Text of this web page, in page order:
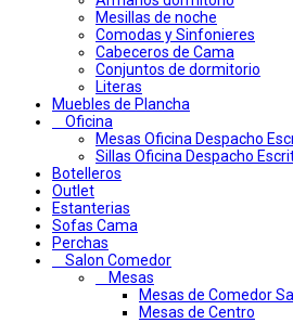
Mesillas de noche
Comodas y Sinfonieres
Cabeceros de Cama
Conjuntos de dormitorio
Literas
Muebles de Plancha
Oficina
Mesas Oficina Despacho
Sillas Oficina Despacho
Botelleros
Outlet
Estanterias
Sofas Cama
Perchas
Salon Comedor
Mesas
Mesas de Comedor
Mesas de Centro